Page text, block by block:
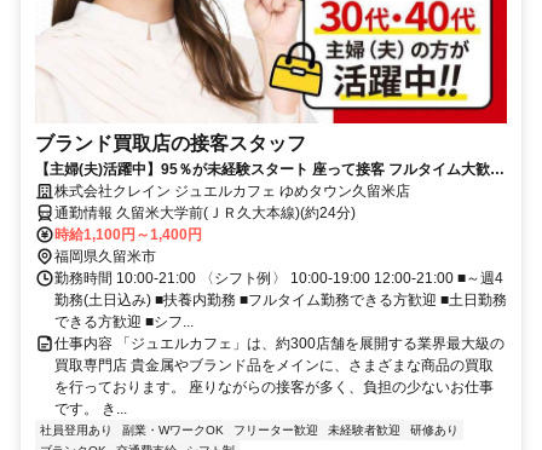
ブランド買取店の接客スタッフ
【主婦(夫)活躍中】95％が未経験スタート 座って接客 フルタイム大歓迎
データ入力あり
株式会社クレイン ジュエルカフェ ゆめタウン久留米店
通勤情報 久留米大学前(ＪＲ久大本線)(約24分)
時給1,100円～1,400円
福岡県久留米市
勤務時間 10:00-21:00 〈シフト例〉 10:00-19:00 12:00-21:00 ■～週4
勤務(土日込み) ■扶養内勤務 ■フルタイム勤務できる方歓迎 ■土日勤務
できる方歓迎 ■シフ...
仕事内容 「ジュエルカフェ」は、約300店舗を展開する業界最大級の
買取専門店 貴金属やブランド品をメインに、さまざまな商品の買取
を行っております。 座りながらの接客が多く、負担の少ないお仕事
です。 き...
社員登用あり 副業・WワークOK フリーター歓迎 未経験者歓迎
研修あり